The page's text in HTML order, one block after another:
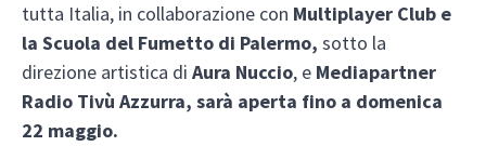
tutta Italia, in collaborazione con Multiplayer Club e
la Scuola del Fumetto di Palermo, sotto la
direzione artistica di Aura Nuccio, e Mediapartner
Radio Tivù Azzurra, sarà aperta fino a domenica
22 maggio.